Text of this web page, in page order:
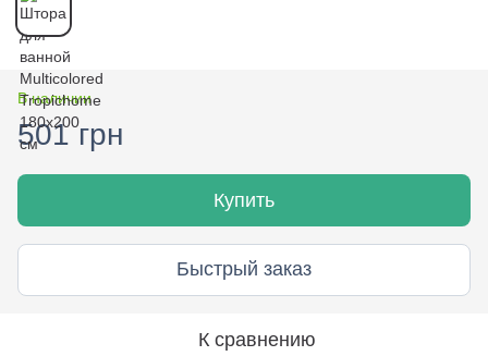
В наличии
501 грн
Купить
Быстрый заказ
К сравнению